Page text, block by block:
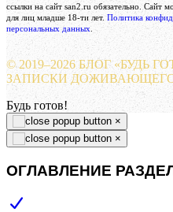
ссылки на сайт san2.ru обязательно. Сайт
для лиц младше 18-ти лет. Политика
персональных данных
© 2019–2026 БЛОГ «БУДЬ
ЗАПИСКИ
Будь готов!
×
×
ОГЛАВЛЕНИЕ